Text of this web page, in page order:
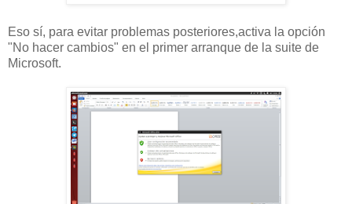
Eso sí, para evitar problemas posteriores,activa la opción
"No hacer cambios" en el primer arranque de la suite de
Microsoft.